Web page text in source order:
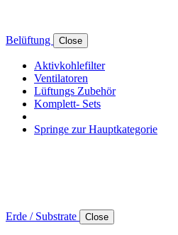
Belüftung Close
Aktivkohlefilter
Ventilatoren
Lüftungs Zubehör
Komplett- Sets
Springe zur Hauptkategorie
Erde / Substrate Close